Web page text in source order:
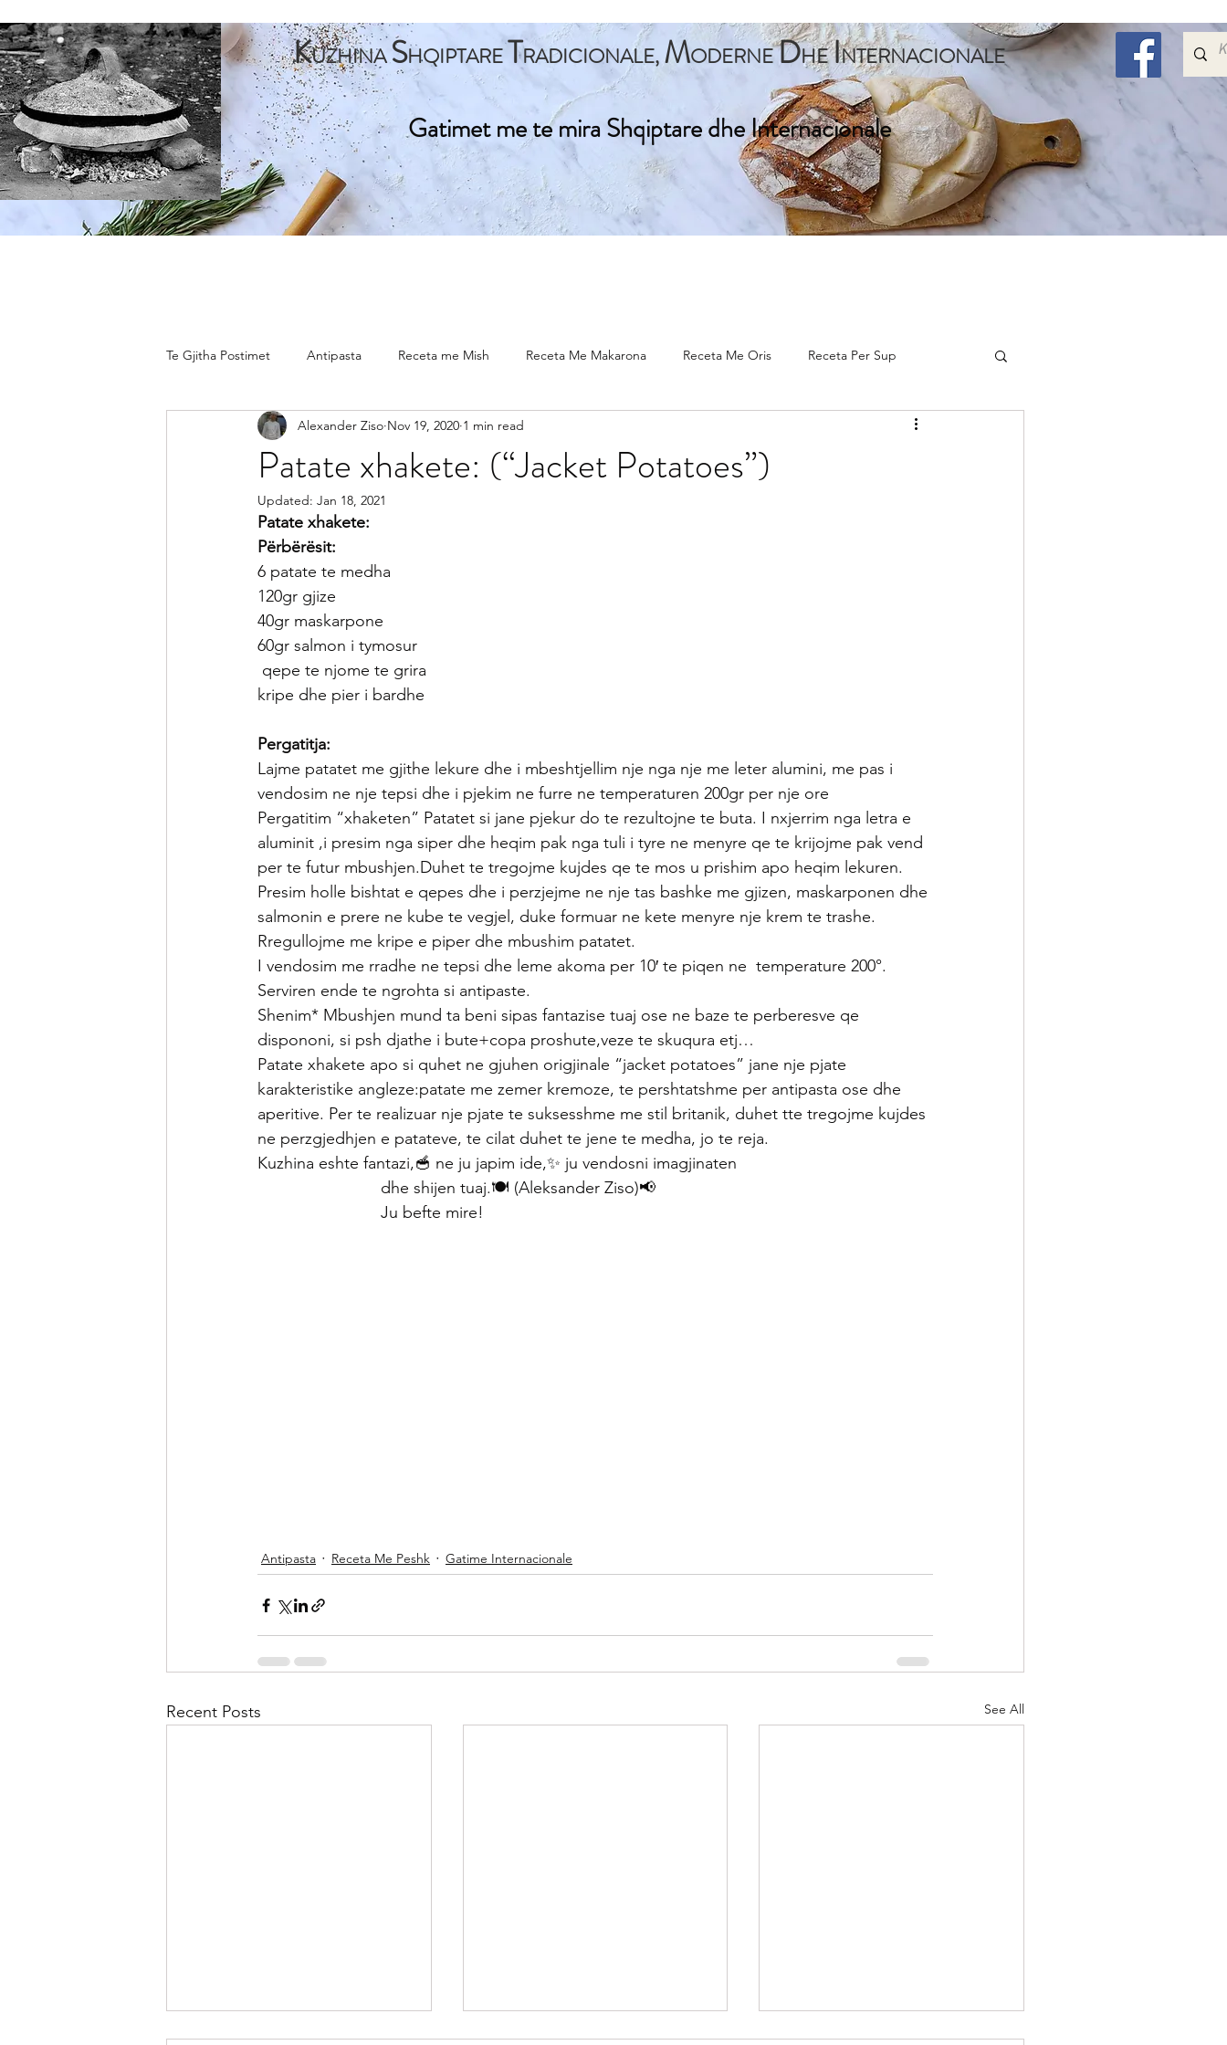
KUZHINASHQIPTARETRADICIONALE,MODERNEDHEINTERNACIONALE
Gatimet me te mira Shqiptare dhe Internacionale
Te Gjitha Postimet Antipasta Receta me Mish Receta Me Makarona Receta Me Oris Receta Per Sup
Receta Me Peshk Receta Vegjetariane Gatime Tradicionale
Sallata Pije
Receta per Femije Keshilla per Femijet
Patate xhakete: (“Jacket Potatoes”)
Alexander Ziso Nov 19, 2020 1 min read
Updated: Jan 18, 2021
Patate xhakete:
Përbërësit:
6 patate te medha
120gr gjize
40gr maskarpone
60gr salmon i tymosur
qepe te njome te grira
kripe dhe pier i bardhe
Pergatitja:
Lajme patatet me gjithe lekure dhe i mbeshtjellim nje nga nje me leter alumini, me pas i
vendosim ne nje tepsi dhe i pjekim ne furre ne temperaturen 200gr per nje ore
Pergatitim “xhaketen” Patatet si jane pjekur do te rezultojne te buta. I nxjerrim nga letra e
aluminit ,i presim nga siper dhe heqim pak nga tuli i tyre ne menyre qe te krijojme pak vend
per te futur mbushjen.Duhet te tregojme kujdes qe te mos u prishim apo heqim lekuren.
Presim holle bishtat e qepes dhe i perzjejme ne nje tas bashke me gjizen, maskarponen dhe
salmonin e prere ne kube te vegjel, duke formuar ne kete menyre nje krem te trashe.
Rregullojme me kripe e piper dhe mbushim patatet.
I vendosim me rradhe ne tepsi dhe leme akoma per 10′ te piqen ne  temperature 200°.
Serviren ende te ngrohta si antipaste.
Shenim* Mbushjen mund ta beni sipas fantazise tuaj ose ne baze te perberesve qe
dispononi, si psh djathe i bute+copa proshute,veze te skuqura etj…
Patate xhakete apo si quhet ne gjuhen origjinale “jacket potatoes” jane nje pjate
karakteristike angleze:patate me zemer kremoze, te pershtatshme per antipasta ose dhe
aperitive. Per te realizuar nje pjate te suksesshme me stil britanik, duhet tte tregojme kujdes
ne perzgjedhjen e patateve, te cilat duhet te jene te medha, jo te reja.
Kuzhina eshte fantazi,🥣 ne ju japim ide,✨ ju vendosni imagjinaten
                           dhe shijen tuaj.🍽 (Aleksander Ziso)📢
                           Ju befte mire!
Antipasta Receta Me Peshk Gatime Internacionale
Recent Posts See All